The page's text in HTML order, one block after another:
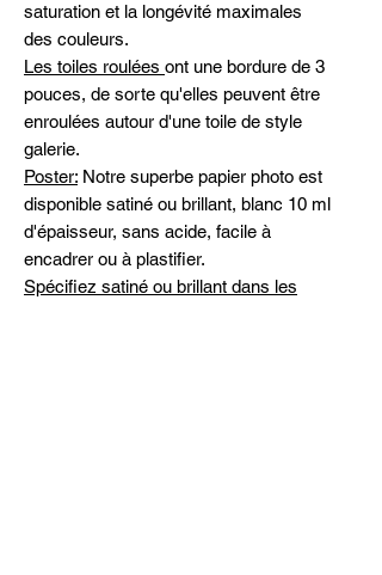
saturation et la longévité maximales
des couleurs.
Les toiles roulées ont une bordure de 3
pouces, de sorte qu'elles peuvent être
enroulées autour d'une toile de style
galerie.
Poster: Notre superbe papier photo est
disponible satiné ou brillant, blanc 10 ml
d'épaisseur, sans acide, facile à
encadrer ou à plastifier.
Spécifiez satiné ou brillant dans les